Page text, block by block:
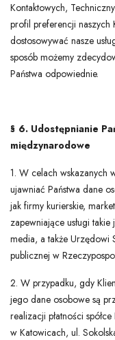
Kontaktowych,
profil preferencji naszych
dostosowywać nasze
sposób możemy
Państwa odpowiednie.
§ 6. Udostępnianie
międzynarodowe
1. W celach wskazanych
ujawniać Państwa dane
jak firmy kurierskie,
zapewniające usługi
media, a także Urzędowi
publicznej w
2. W przypadku, gdy
jego dane osobowe są
realizacji płatności
w Katowicach, ul.